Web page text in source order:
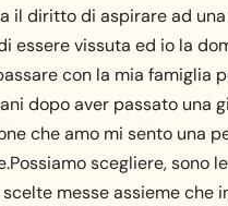
il diritto di aspirare ad
essere vissuta ed io la
con la mia famiglia
dopo aver passato una
che amo mi sento una
scegliere, sono
messe assieme che